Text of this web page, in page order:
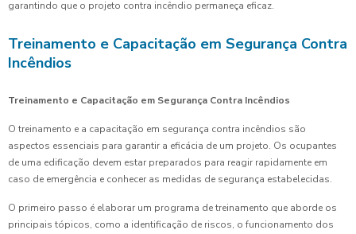
garantindo que o projeto contra incêndio permaneça eficaz.
Treinamento e Capacitação em Segurança Contra
Incêndios
Treinamento e Capacitação em Segurança Contra Incêndios
O treinamento e a capacitação em segurança contra incêndios são
aspectos essenciais para garantir a eficácia de um projeto. Os ocupantes
de uma edificação devem estar preparados para reagir rapidamente em
caso de emergência e conhecer as medidas de segurança estabelecidas.
O primeiro passo é elaborar um programa de treinamento que aborde os
principais tópicos, como a identificação de riscos, o funcionamento dos